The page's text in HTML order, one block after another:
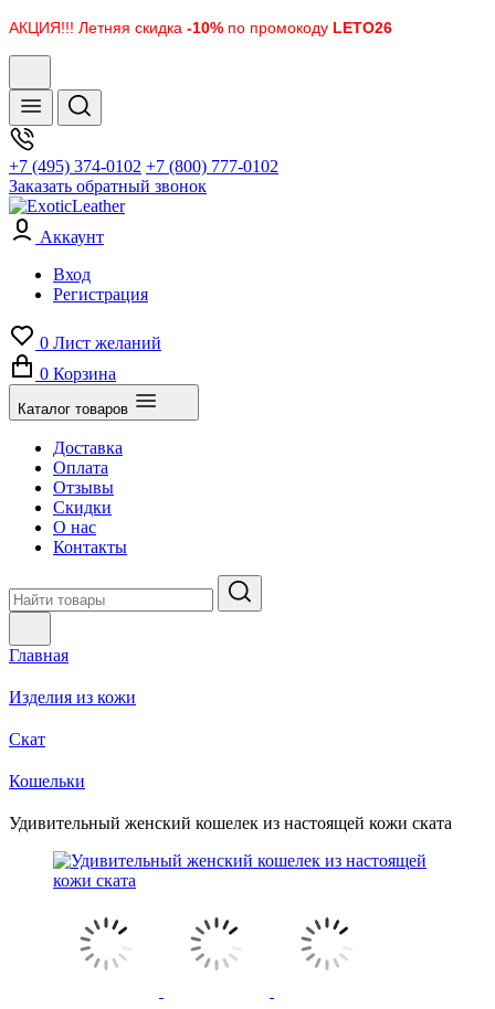
АКЦИЯ!!! Летняя скидка -10% по промокоду LETO26
+7 (495) 374-0102 +7 (800) 777-0102
Заказать обратный звонок
Аккаунт
Вход
Регистрация
0 Лист желаний
0 Корзина
Каталог товаров
Доставка
Оплата
Отзывы
Скидки
О нас
Контакты
Главная
Изделия из кожи
Скат
Кошельки
Удивительный женский кошелек из настоящей кожи ската